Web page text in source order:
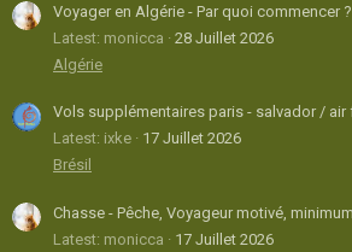
Voyager en Algérie - Par quoi commencer ?
Latest: monicca
28 Juillet 2026
Algérie
Vols supplémentaires paris - salvador / air
Latest: ixke
17 Juillet 2026
Brésil
Chasse - Pêche, Voyageur motivé,
Latest: monicca
17 Juillet 2026